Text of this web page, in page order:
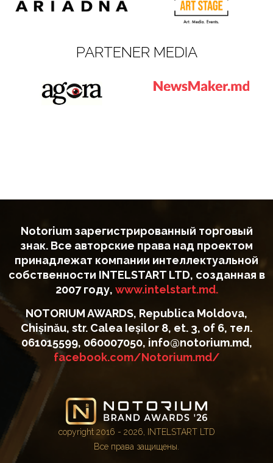
PARTENER MEDIA
Notorium зарегистрированный торговый
знак. Все авторские права над проектом
принадлежат компании интеллектуальной
собственности INTELSTART LTD, созданная в
2007 году, www.intelstart.md.
NOTORIUM AWARDS, Republica Moldova,
Chișinău, str. Calea Ieșilor 8, et. 3, of 6, тел.
061015599, 060007050, info@notorium.md,
facebook.com/Notorium.md/
copyright 2016 - 2026, INTELSTART LTD
Все права защищены.